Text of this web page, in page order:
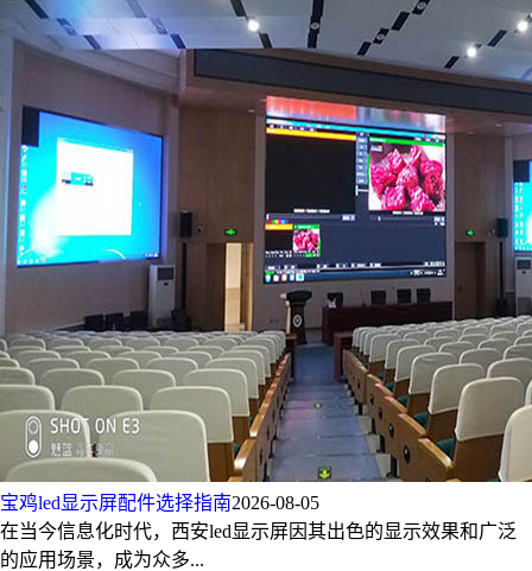
宝鸡led显示屏配件选择指南2026-08-05
在当今信息化时代，西安led显示屏因其出色的显示效果和广泛
的应用场景，成为众多...